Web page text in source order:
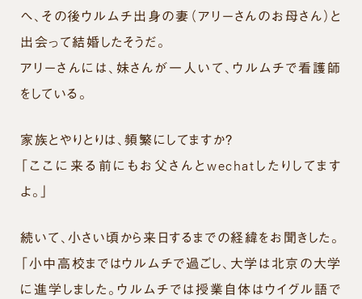
へ、その後ウルムチ出身の妻（アリーさんのお母さん）と
出会って結婚したそうだ。
アリーさんには、妹さんが一人いて、ウルムチで看護師
をしている。
家族とやりとりは、頻繁にしてますか？
「ここに来る前にもお父さんとwechatしたりしてます
よ。」
続いて、小さい頃から来日するまでの経緯をお聞きした。
「小中高校まではウルムチで過ごし、大学は北京の大学
に進学しました。ウルムチでは授業自体はウイグル語で